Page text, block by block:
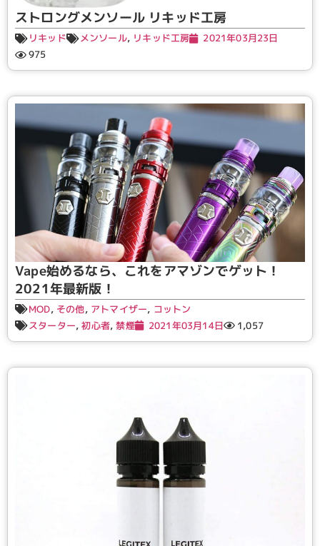
ストロングメンソール リキッド工房
リキッド メンソール, リキッド工房
2021年03月23日
975
Vape始めるなら、これをアマゾンでゲット！
2021年最新版！
MOD, その他, アトマイザー, コットン
スターター,初心者,禁煙 2021年03月14日 1,057